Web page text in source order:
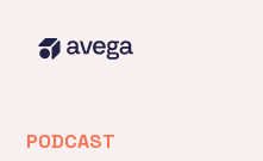
PODCAST